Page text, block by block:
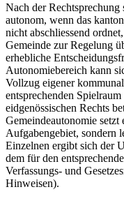
Nach der Rechtsprechung
autonom, wenn das
nicht abschliessend
Gemeinde zur Regelung
erhebliche
Autonomiebereich kann
Vollzug eigener
entsprechenden
eidgenössischen Rechts
Gemeindeautonomie setzt
Aufgabengebiet, sondern
Einzelnen ergibt sich der
dem für den
Verfassungs- und
Hinweisen).